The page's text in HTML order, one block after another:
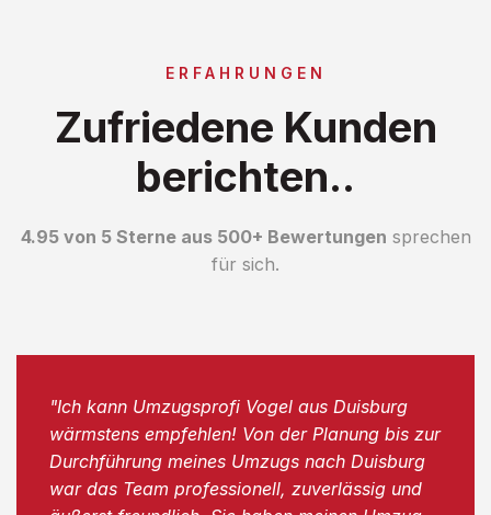
ERFAHRUNGEN
Zufriedene Kunden
berichten..
4.95 von 5 Sterne aus 500+ Bewertungen sprechen
für sich.
"Ich kann Umzugsprofi Vogel aus Duisburg
wärmstens empfehlen! Von der Planung bis zur
Durchführung meines Umzugs nach Duisburg
war das Team professionell, zuverlässig und